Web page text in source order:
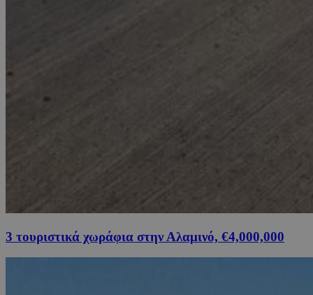
3 τουριστικά χωράφια στην Αλαμινό, €4,000,000